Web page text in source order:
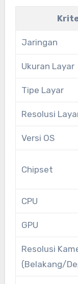
Jaringan
Ukuran Layar
Tipe Layar
Resolusi
Versi OS
Chipset
CPU
GPU
Resolusi
(Belakang/